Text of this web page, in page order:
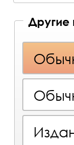
Другие